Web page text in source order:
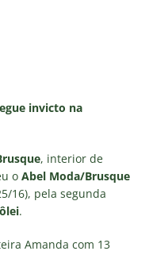
invicto na
, interior de
o Abel Moda/Brusque
16), pela segunda
.
Amanda com 13